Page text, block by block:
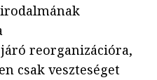
reorganizációra,
csak veszteséget